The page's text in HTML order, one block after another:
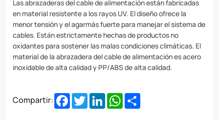
grade
materials
like
stainless
steel
and
galvanized
Las abrazaderas del cable de alimentación están fabricadas
en material resistente a los rayos UV. El diseño ofrece la
menor tensión y el agarmás fuerte para manejar el sistema de
cables. Están estrictamente hechas de productos no
oxidantes para sostener las malas condiciones climáticas. El
material de la abrazadera del cable de alimentación es acero
inoxidable de alta calidad y PP/ABS de alta calidad.
Compartir: Facebook
TwitterLinkedInWhatsApp